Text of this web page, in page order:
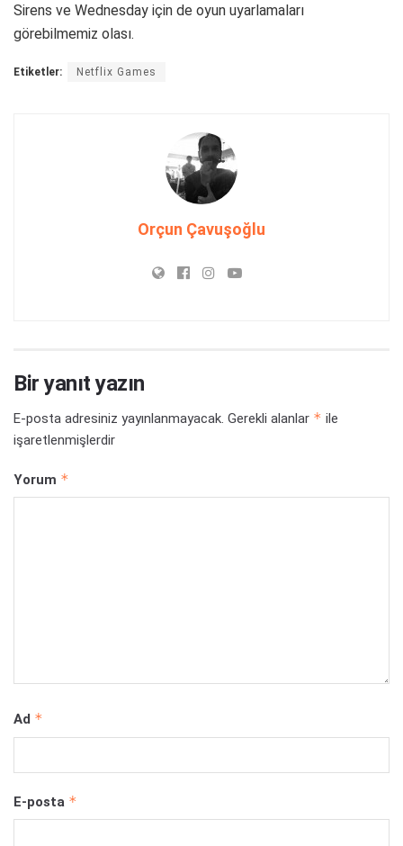
Sirens ve Wednesday için de oyun uyarlamaları
görebilmemiz olası.
Etiketler: Netflix Games
Orçun Çavuşoğlu
Bir yanıt yazın
E-posta adresiniz yayınlanmayacak. Gerekli alanlar * ile
işaretlenmişlerdir
Yorum *
Ad *
E-posta *